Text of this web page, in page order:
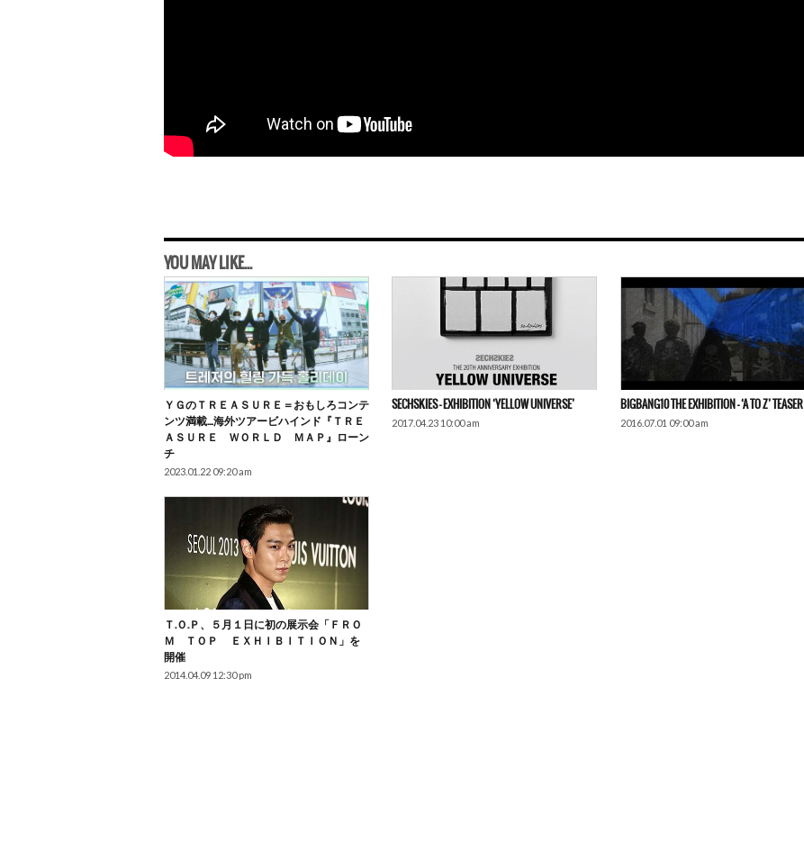
YOU MAY LIKE...
ＹＧのＴＲＥＡＳＵＲＥ＝おもしろコンテ
ンツ満載…海外ツアービハインド『ＴＲＥ
ＡＳＵＲＥ ＷＯＲＬＤ ＭＡＰ』ローン
チ
2023.01.22 09:20 am
SECHSKIES – EXHIBITION ‘YELLOW UNIVERSE’
2017.04.23 10:00 am
BIGBANG10 THE EXHIBITION – ‘A TO Z’ TEASER
2016.07.01 09:00 am
Ｔ.Ｏ.Ｐ、５月１日に初の展示会「ＦＲＯ
Ｍ ＴＯＰ ＥＸＨＩＢＩＴＩＯＮ」を
開催
2014.04.09 12:30 pm